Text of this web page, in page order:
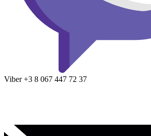
Viber +3 8 067 447 72 37